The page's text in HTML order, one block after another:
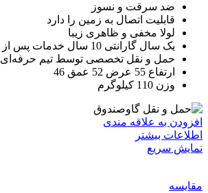
ضد سرقت و نسوز
قابلیت اتصال به زمین را دارد
لولا مخفی و ظاهری زیبا
یک سال گارانتی 10 سال خدمات پس از فروش
حمل و نقل تخصصی توسط تیم حرفه‌ای
ارتفاع 55 عرض 52 عمق 46
وزن 110 کیلوگرم
افزودن به علاقه مندی
اطلاعات بیشتر
نمایش سریع
مقايسه